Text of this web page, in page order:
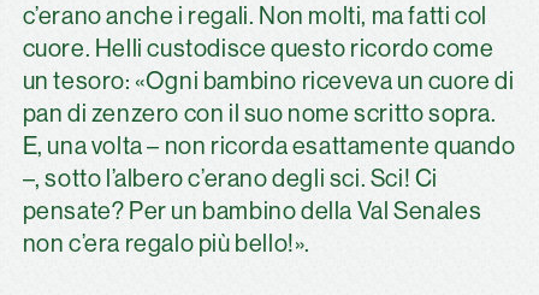
c’erano anche i regali. Non molti, ma fatti col
cuore. Helli custodisce questo ricordo come
un tesoro: «Ogni bambino riceveva un cuore di
pan di zenzero con il suo nome scritto sopra.
E, una volta – non ricorda esattamente quando
–, sotto l’albero c’erano degli sci. Sci! Ci
pensate? Per un bambino della Val Senales
non c’era regalo più bello!».